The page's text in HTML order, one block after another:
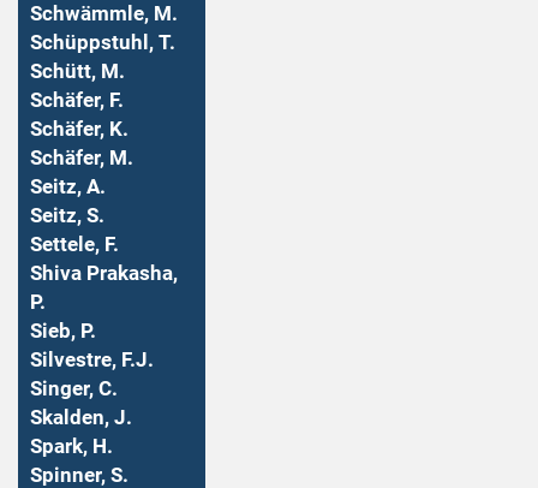
Schwämmle, M.
Schüppstuhl, T.
Schütt, M.
Schäfer, F.
Schäfer, K.
Schäfer, M.
Seitz, A.
Seitz, S.
Settele, F.
Shiva Prakasha,
P.
Sieb, P.
Silvestre, F.J.
Singer, C.
Skalden, J.
Spark, H.
Spinner, S.